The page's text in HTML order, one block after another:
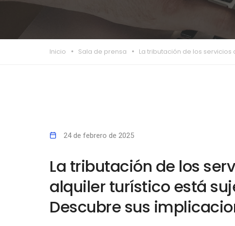
Inicio Sala de prensa La tributación de los
24 de febrero de 2025
La tributación de los
alquiler turístico está
Descubre sus